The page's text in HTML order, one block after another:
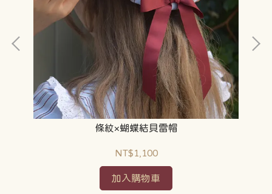
條紋×蝴蝶結貝雷帽
NT$1,100
加入購物車